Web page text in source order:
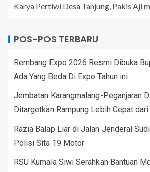
Karya Pertiwi Desa Tanjung, Pakis Aji
POS-POS TERBARU
Rembang Expo 2026 Resmi Dibuka
Ada Yang Beda Di Expo Tahun ini
Jembatan Karangmalang-Peganjaran
Ditargetkan Rampung Lebih Cepat
Razia Balap Liar di Jalan Jenderal
Polisi Sita 19 Motor
RSU Kumala Siwi Serahkan Bantuan